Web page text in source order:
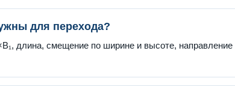
для перехода?
длина, смещение по ширине и высоте, направление